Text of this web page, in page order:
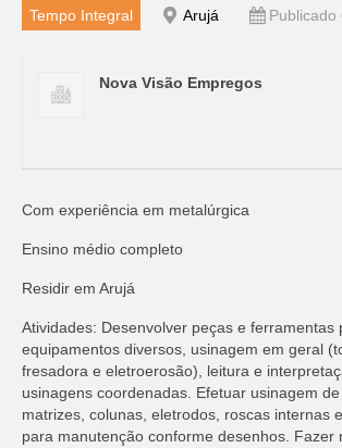
Tempo Integral Arujá Publicado
Nova Visão Empregos
Com experiência em metalúrgica
Ensino médio completo
Residir em Arujá
Atividades: Desenvolver peças e ferramentas
equipamentos diversos, usinagem em geral
fresadora e eletroerosão), leitura e
usinagens coordenadas. Efetuar usinagem
matrizes, colunas, eletrodos, roscas internas
para manutenção conforme desenhos. Fazer